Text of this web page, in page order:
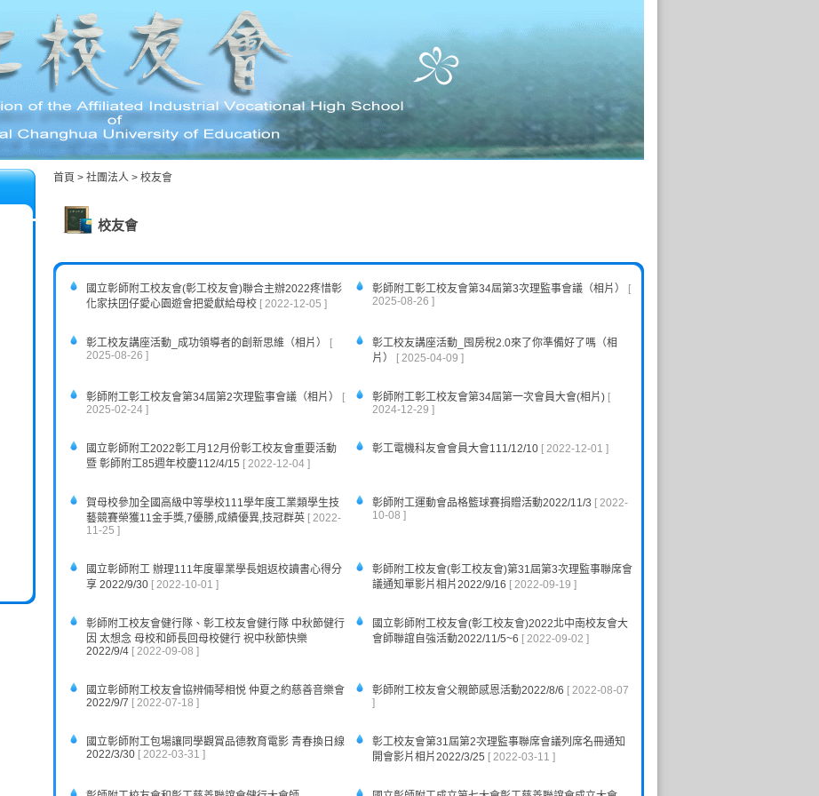
首頁 > 社團法人 > 校友會
校友會
國立彰師附工校友會(彰工校友會)聯合主辦2022疼惜彰
化家扶囝仔愛心園遊會把愛獻給母校 [ 2022-12-05 ]
彰師附工彰工校友會第34屆第3次理監事會議（相片）
[
2025-08-26 ]
彰工校友講座活動_成功領導者的創新思維（相片）
[
2025-08-26 ]
彰工校友講座活動_囤房稅2.0來了你準備好了嗎（相
片）
[ 2025-04-09 ]
彰師附工彰工校友會第34屆第2次理監事會議（相片）
[
2025-02-24 ]
彰師附工彰工校友會第34屆第一次會員大會(相片) [
2024-12-29 ]
國立彰師附工2022彰工月12月份彰工校友會重要活動
暨 彰師附工85週年校慶112/4/15 [ 2022-12-04 ]
彰工電機科友會會員大會111/12/10 [ 2022-12-01 ]
賀母校參加全國高級中等學校111學年度工業類學生技
藝競賽榮獲11金手獎,7優勝,成績優異,技冠群英 [ 2022-
11-25 ]
彰師附工運動會品格籃球賽捐贈活動2022/11/3 [ 2022-
10-08 ]
國立彰師附工 辦理111年度畢業學長姐返校讀書心得分
享 2022/9/30 [ 2022-10-01 ]
彰師附工校友會(彰工校友會)第31屆第3次理監事聯席會
議通知單影片相片2022/9/16 [ 2022-09-19 ]
彰師附工校友會健行隊、彰工校友會健行隊 中秋節健行
因 太想念 母校和師長回母校健行 祝中秋節快樂
2022/9/4 [ 2022-09-08 ]
國立彰師附工校友會(彰工校友會)2022北中南校友會大
會師聯誼自強活動2022/11/5~6 [ 2022-09-02 ]
國立彰師附工校友會協辨倆琴相悦 仲夏之約慈善音樂會
2022/9/7 [ 2022-07-18 ]
彰師附工校友會父親節感恩活動2022/8/6 [ 2022-08-07
]
國立彰師附工包場讓同學觀賞品德教育電影 青春換日線
2022/3/30 [ 2022-03-31 ]
彰工校友會第31屆第2次理監事聯席會議列席名冊通知
開會影片相片2022/3/25 [ 2022-03-11 ]